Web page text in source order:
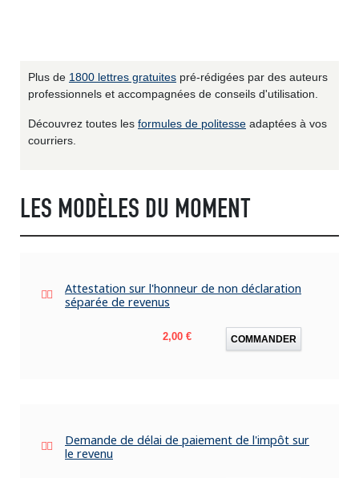
Plus de 1800 lettres gratuites pré-rédigées par des auteurs
professionnels et accompagnées de conseils d'utilisation.
Découvrez toutes les formules de politesse adaptées à vos
courriers.
LES MODÈLES DU MOMENT
Attestation sur l'honneur de non déclaration
séparée de revenus
Prix
2,00 € COMMANDER
Demande de délai de paiement de l'impôt sur
le revenu